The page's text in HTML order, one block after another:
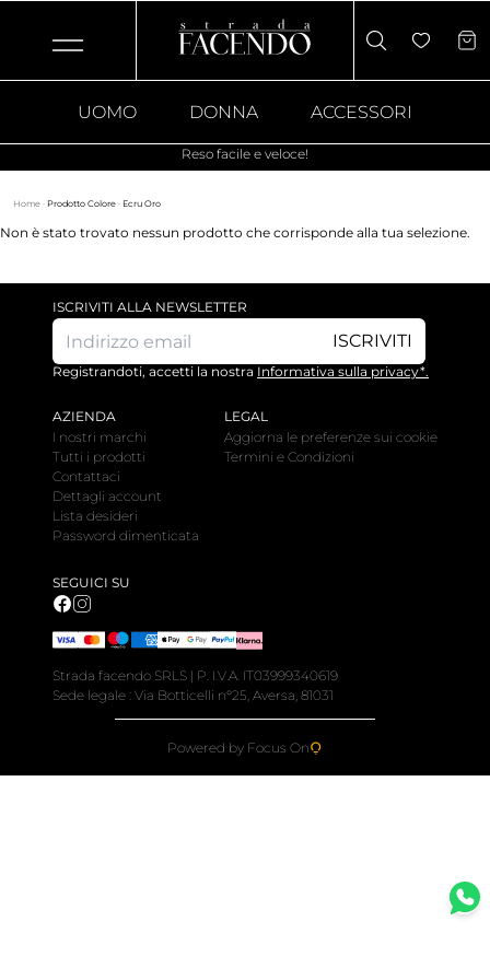
UOMO DONNA ACCESSORI
Reso facile e veloce!
Home · Prodotto Colore · Ecru Oro
Non è stato trovato nessun prodotto che corrisponde alla tua selezione.
ISCRIVITI ALLA NEWSLETTER
ISCRIVITI
Registrandoti, accetti la nostra Informativa sulla privacy*.
AZIENDA
I nostri marchi
Tutti i prodotti
Contattaci
Dettagli account
Lista desideri
Password dimenticata
LEGAL
Aggiorna le preferenze sui cookie
Termini e Condizioni
SEGUICI SU
Strada facendo SRLS | P. I.V.A. IT03999340619
Sede legale : Via Botticelli n°25, Aversa, 81031
Powered by Focus On